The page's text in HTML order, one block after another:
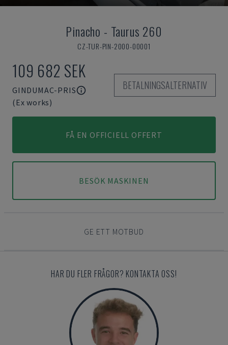
Pinacho - Taurus 260
CZ-TUR-PIN-2000-00001
109 682 SEK
GINDUMAC-PRIS
(Ex works)
BETALNINGSALTERNATIV
FÅ EN OFFICIELL OFFERT
BESÖK MASKINEN
GE ETT MOTBUD
HAR DU FLER FRÅGOR? KONTAKTA OSS!